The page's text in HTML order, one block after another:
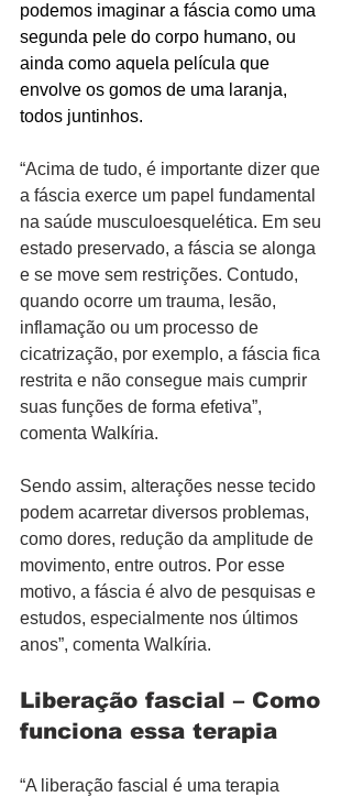
podemos imaginar a fáscia como uma
segunda pele do corpo humano, ou
ainda como aquela película que
envolve os gomos de uma laranja,
todos juntinhos.
“Acima de tudo, é importante dizer que
a fáscia exerce um papel fundamental
na saúde musculoesquelética. Em seu
estado preservado, a fáscia se alonga
e se move sem restrições. Contudo,
quando ocorre um trauma, lesão,
inflamação ou um processo de
cicatrização, por exemplo, a fáscia fica
restrita e não consegue mais cumprir
suas funções de forma efetiva”,
comenta Walkíria.
Sendo assim, alterações nesse tecido
podem acarretar diversos problemas,
como dores, redução da amplitude de
movimento, entre outros. Por esse
motivo, a fáscia é alvo de pesquisas e
estudos, especialmente nos últimos
anos”, comenta Walkíria.
Liberação fascial – Como
funciona essa terapia
“A liberação fascial é uma terapia